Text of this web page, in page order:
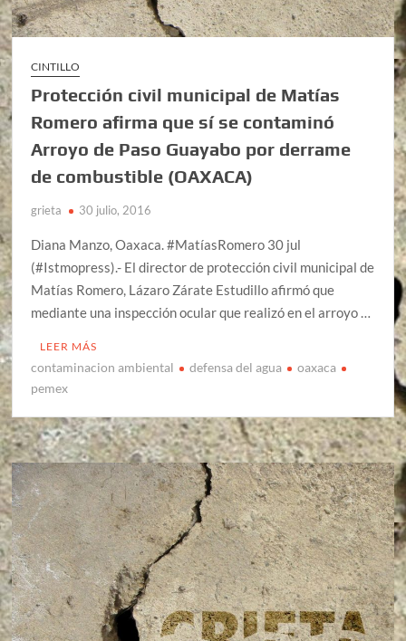
CINTILLO
Protección civil municipal de Matías
Romero afirma que sí se contaminó
Arroyo de Paso Guayabo por derrame
de combustible (OAXACA)
grieta 30 julio, 2016
Diana Manzo, Oaxaca. #MatíasRomero 30 jul
(#Istmopress).- El director de protección civil municipal de
Matías Romero, Lázaro Zárate Estudillo afirmó que
mediante una inspección ocular que realizó en el arroyo …
LEER MÁS
contaminacion ambiental defensa del agua
oaxaca
pemex